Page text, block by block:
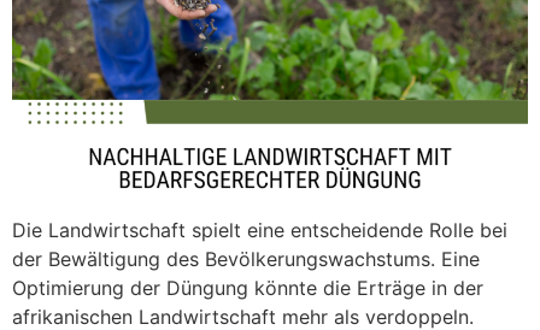
Die Landwirtschaft spielt eine entscheidende Rolle bei
der Bewältigung des Bevölkerungswachstums. Eine
Optimierung der Düngung könnte die Erträge in der
afrikanischen Landwirtschaft mehr als verdoppeln.